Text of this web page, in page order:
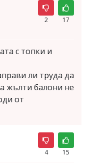
2 17
с топки и
ли труда да
жълти балони не
от
4 15